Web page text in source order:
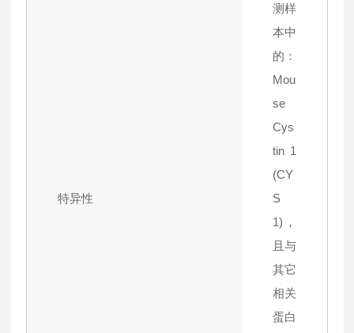
特异性
测样
本中
的：
Mou
se
Cys
tin 1
(CY
S
1)，
且与
其它
相关
蛋白